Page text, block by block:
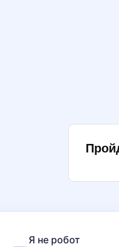
Я не робот